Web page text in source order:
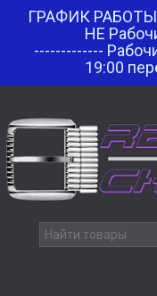
ГРАФИК РАБОТЫ:
НЕ
-------------
19:00